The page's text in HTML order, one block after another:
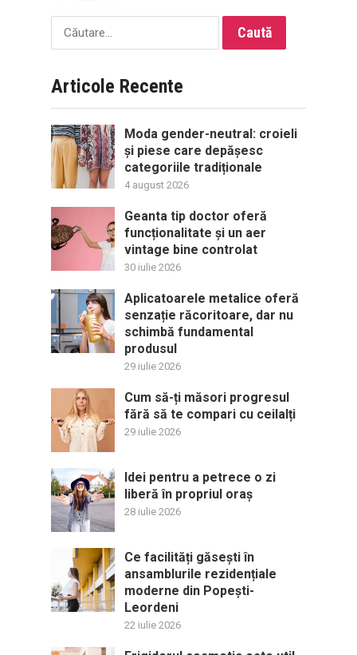
Caută
după:
Articole Recente
Moda gender-neutral: croieli
și piese care depășesc
categoriile tradiționale
4 august 2026
Geanta tip doctor oferă
funcționalitate și un aer
vintage bine controlat
30 iulie 2026
Aplicatoarele metalice oferă
senzație răcoritoare, dar nu
schimbă fundamental
produsul
29 iulie 2026
Cum să-ți măsori progresul
fără să te compari cu ceilalți
29 iulie 2026
Idei pentru a petrece o zi
liberă în propriul oraș
28 iulie 2026
Ce facilități găsești în
ansamblurile rezidențiale
moderne din Popești-
Leordeni
22 iulie 2026